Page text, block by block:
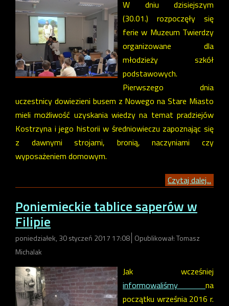
W dniu dzisiejszym
(30.01.) rozpoczęły się
ferie w Muzeum Twierdzy
organizowane dla
młodzieży szkół
podstawowych.
Pierwszego dnia
uczestnicy dowiezieni busem z Nowego na Stare Miasto
mieli możliwość uzyskania wiedzy na temat pradziejów
Kostrzyna i jego historii w średniowieczu zapoznając się
z dawnymi strojami, bronią, naczyniami czy
wyposażeniem domowym.
Czytaj dalej...
Poniemieckie tablice saperów w
Filipie
poniedziałek, 30 styczeń 2017 17:08 Opublikował: Tomasz
Michalak
Jak wcześniej
informowaliśmy na
początku września 2016 r.